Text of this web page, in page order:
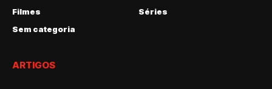
Filmes
Séries
Sem categoria
ARTIGOS